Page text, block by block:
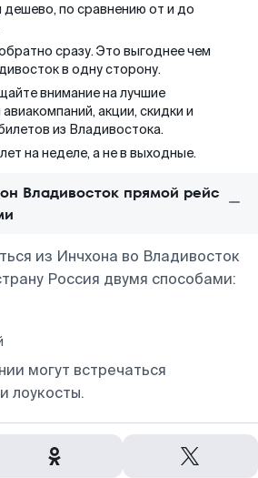
дешево, по сравнению от и до
сразу. Это выгоднее чем
в одну сторону.
внимание на лучшие
акции, скидки и
из Владивостока.
на неделе, а не в выходные.
Владивосток прямой рейс
из Инчхона во Владивосток
Россия двумя способами:
могут встречаться
лоукосты.